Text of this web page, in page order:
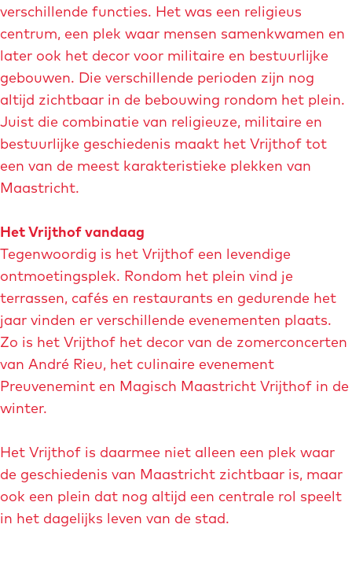
h
o
f
g
H
e
t
V
r
i
j
t
o
f
verschillende functies. Het was een religieus
centrum, een plek waar mensen samenkwamen en
later ook het decor voor militaire en bestuurlijke
gebouwen. Die verschillende perioden zijn nog
altijd zichtbaar in de bebouwing rondom het plein.
Juist die combinatie van religieuze, militaire en
bestuurlijke geschiedenis maakt het Vrijthof tot
een van de meest karakteristieke plekken van
Maastricht.
Het Vrijthof vandaag
Tegenwoordig is het Vrijthof een levendige
ontmoetingsplek. Rondom het plein vind je
terrassen, cafés en restaurants en gedurende het
jaar vinden er verschillende evenementen plaats.
Zo is het Vrijthof het decor van de zomerconcerten
van André Rieu, het culinaire evenement
Preuvenemint en Magisch Maastricht Vrijthof in de
winter.
Het Vrijthof is daarmee niet alleen een plek waar
de geschiedenis van Maastricht zichtbaar is, maar
ook een plein dat nog altijd een centrale rol speelt
in het dagelijks leven van de stad.